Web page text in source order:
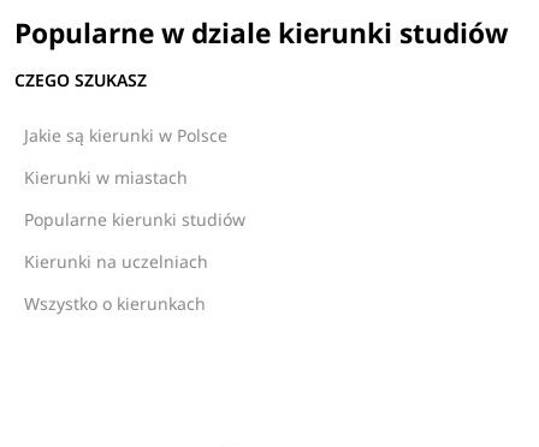
Popularne w dziale kierunki studiów
CZEGO SZUKASZ
Jakie są kierunki w Polsce
Kierunki w miastach
Popularne kierunki studiów
Kierunki na uczelniach
Wszystko o kierunkach